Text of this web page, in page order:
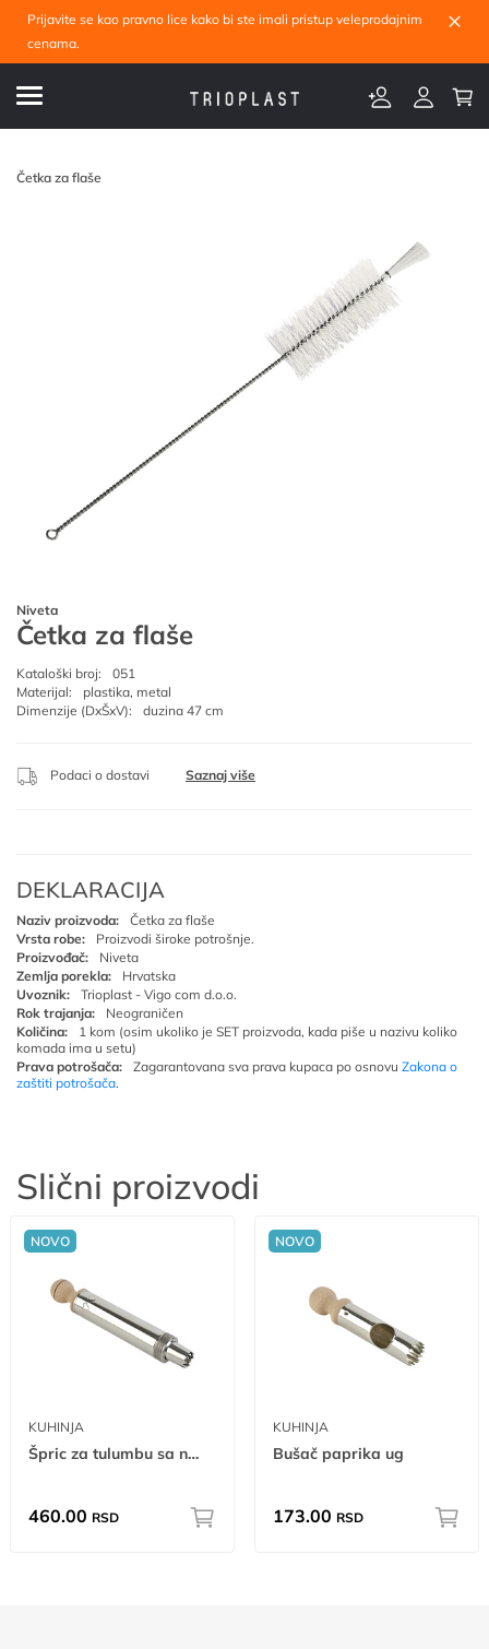
Prijavite se kao pravno lice kako bi ste imali pristup veleprodajnim
cenama.
×
Četka za flaše
Niveta
Četka za flaše
Kataloški broj:
051
Materijal:
plastika, metal
Dimenzije (DxŠxV):
duzina 47 cm
Podaci o dostavi Saznaj više
DEKLARACIJA
Naziv proizvoda:
Četka za flaše
Vrsta robe:
Proizvodi široke potrošnje.
Proizvođač:
Niveta
Zemlja porekla:
Hrvatska
Uvoznik:
Trioplast - Vigo com d.o.o.
Rok trajanja:
Neograničen
Količina:
1 kom (osim ukoliko je SET proizvoda, kada piše u nazivu koliko
komada ima u setu)
Prava potrošača:
Zagarantovana sva prava kupaca po osnovu Zakona o
zaštiti potrošača.
Slični proizvodi
NOVO
KUHINJA
Špric za tulumbu sa nastavkom ug
460.00 RSD
NOVO
KUHINJA
Bušač paprika ug
173.00 RSD